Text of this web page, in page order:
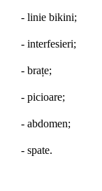
- linie bikini;
- interfesieri;
- brațe;
- picioare;
- abdomen;
- spate.